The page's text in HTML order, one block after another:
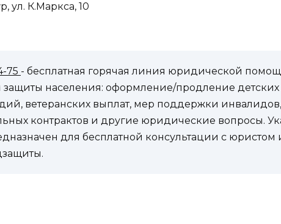
ул. К.Маркса, 10
75 - бесплатная горячая линия юридической
защиты населения: оформление/продление
ветеранских выплат, мер поддержки
контрактов и другие юридические вопросы.
для бесплатной консультации с юристом